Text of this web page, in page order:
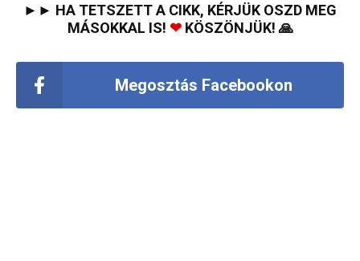
►► HA TETSZETT A CIKK, KÉRJÜK OSZD MEG
MÁSOKKAL IS! ❤KÖSZÖNJÜK! 🙏
Megosztás Facebookon